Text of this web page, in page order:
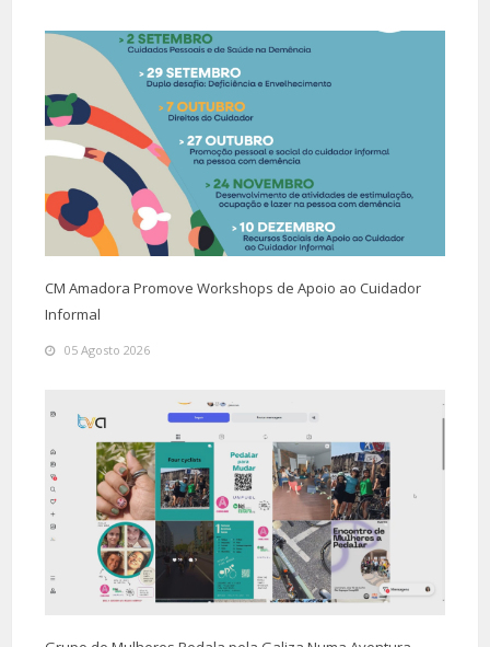
CM Amadora Promove Workshops de Apoio ao Cuidador
Informal
05 Agosto 2026